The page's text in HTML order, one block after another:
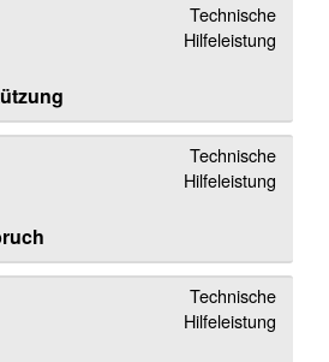
Technische
Hilfeleistung
Technische
Hilfeleistung
Technische
Hilfeleistung